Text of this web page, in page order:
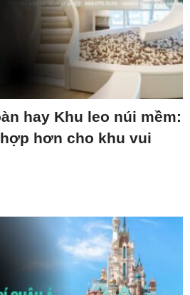
hay Khu leo núi mềm:
hơn cho khu vui